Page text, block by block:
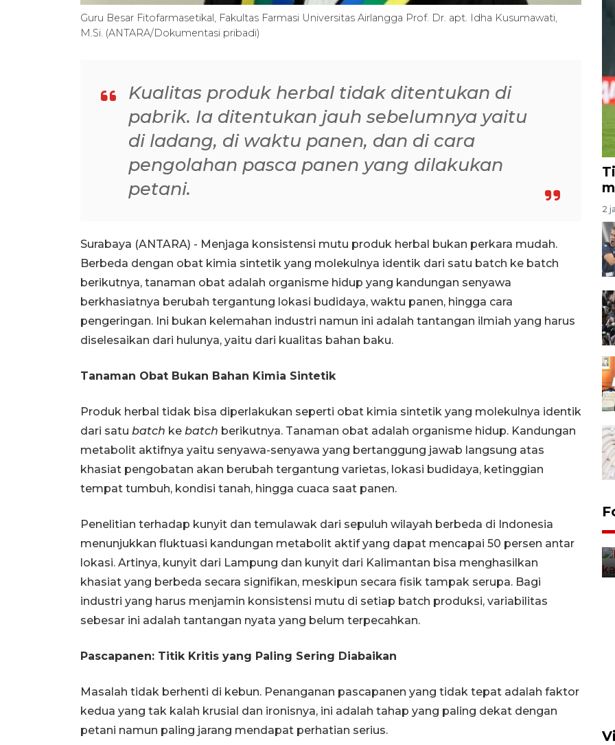
Guru Besar Fitofarmasetikal, Fakultas Farmasi Universitas Airlangga Prof. Dr. apt. Idha Kusumawati,
M.Si. (ANTARA/Dokumentasi pribadi)
Kualitas produk herbal tidak ditentukan di
pabrik. Ia ditentukan jauh sebelumnya yaitu
di ladang, di waktu panen, dan di cara
pengolahan pasca panen yang dilakukan
petani.
Surabaya (ANTARA) - Menjaga konsistensi mutu produk herbal bukan perkara mudah.
Berbeda dengan obat kimia sintetik yang molekulnya identik dari satu batch ke batch
berikutnya, tanaman obat adalah organisme hidup yang kandungan senyawa
berkhasiatnya berubah tergantung lokasi budidaya, waktu panen, hingga cara
pengeringan. Ini bukan kelemahan industri namun ini adalah tantangan ilmiah yang harus
diselesaikan dari hulunya, yaitu dari kualitas bahan baku.
Tanaman Obat Bukan Bahan Kimia Sintetik
Produk herbal tidak bisa diperlakukan seperti obat kimia sintetik yang molekulnya identik
dari satu batch ke batch berikutnya. Tanaman obat adalah organisme hidup. Kandungan
metabolit aktifnya yaitu senyawa-senyawa yang bertanggung jawab langsung atas
khasiat pengobatan akan berubah tergantung varietas, lokasi budidaya, ketinggian
tempat tumbuh, kondisi tanah, hingga cuaca saat panen.
Penelitian terhadap kunyit dan temulawak dari sepuluh wilayah berbeda di Indonesia
menunjukkan fluktuasi kandungan metabolit aktif yang dapat mencapai 50 persen antar
lokasi. Artinya, kunyit dari Lampung dan kunyit dari Kalimantan bisa menghasilkan
khasiat yang berbeda secara signifikan, meskipun secara fisik tampak serupa. Bagi
industri yang harus menjamin konsistensi mutu di setiap batch produksi, variabilitas
sebesar ini adalah tantangan nyata yang belum terpecahkan.
Pascapanen: Titik Kritis yang Paling Sering Diabaikan
Masalah tidak berhenti di kebun. Penanganan pascapanen yang tidak tepat adalah faktor
kedua yang tak kalah krusial dan ironisnya, ini adalah tahap yang paling dekat dengan
petani namun paling jarang mendapat perhatian serius.
2
di Jember
5 Agustus 2026 22:18